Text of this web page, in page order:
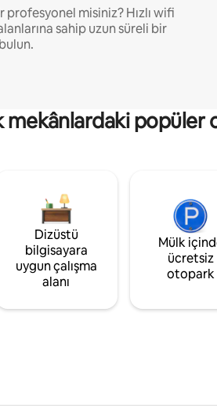
profesyonel misiniz? Hızlı wifi
sahip uzun süreli bir
mekânlardaki popüler
Dizüstü
bilgisayara
uygun çalışma
alanı
Mülk
ücretsiz
otopark